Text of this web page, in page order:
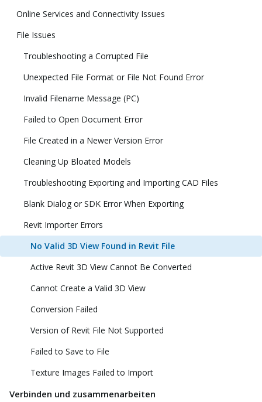
Online Services and Connectivity Issues
File Issues
Troubleshooting a Corrupted File
Unexpected File Format or File Not Found Error
Invalid Filename Message (PC)
Failed to Open Document Error
File Created in a Newer Version Error
Cleaning Up Bloated Models
Troubleshooting Exporting and Importing CAD Files
Blank Dialog or SDK Error When Exporting
Revit Importer Errors
No Valid 3D View Found in Revit File
Active Revit 3D View Cannot Be Converted
Cannot Create a Valid 3D View
Conversion Failed
Version of Revit File Not Supported
Failed to Save to File
Texture Images Failed to Import
Verbinden und zusammenarbeiten